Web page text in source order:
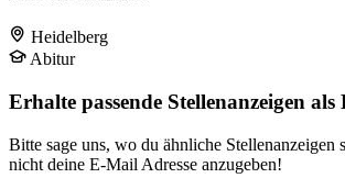
Heidelberg
Abitur
Erhalte passende Stellenanzeigen
Bitte sage uns, wo du ähnliche Stellenanzeigen
nicht deine E-Mail Adresse anzugeben!